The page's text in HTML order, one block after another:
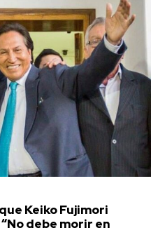
Keiko Fujimori
debe morir en